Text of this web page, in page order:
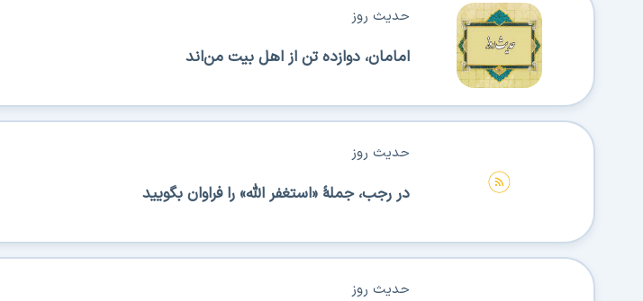
امامان، دوازده تن از اهل بیت من‌اند
حدیث روز
در رجب، جملۀ «استغفر اللّٰه» را فراوان بگویید
حدیث روز
حدیث روز